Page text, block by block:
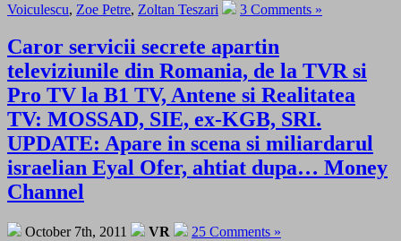
Voiculescu, Zoe Petre, Zoltan Teszari 3 Comments »
Caror servicii secrete apartin
televiziunile din Romania, de la TVR si
Pro TV la B1 TV, Antene si Realitatea
TV: MOSSAD, SIE, ex-KGB, SRI.
UPDATE: Apare in scena si miliardarul
israelian Eyal Ofer, ahtiat dupa… Money
Channel
October 7th, 2011 VR 25 Comments »